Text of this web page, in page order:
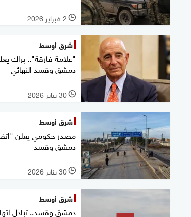
l 2 فبراير 2026
شرق أوسط
"علامة فارقة".. براك
دمشق وقسد النهائي
l 30 يناير 2026
شرق أوسط
مصدر حكومي يعلن
دمشق وقسد
l 30 يناير 2026
شرق أوسط
دمشق وقسد.. تبادل